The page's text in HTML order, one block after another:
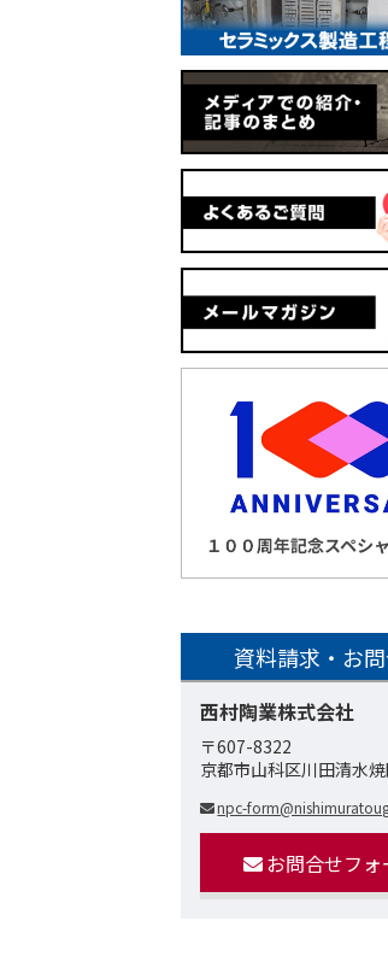
資料請求・お
西村陶業株式会社
〒607-8322
京都市山科区川田清水
npc-
お問合せフォ